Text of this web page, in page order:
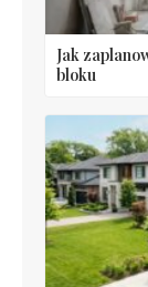
Jak
bloku